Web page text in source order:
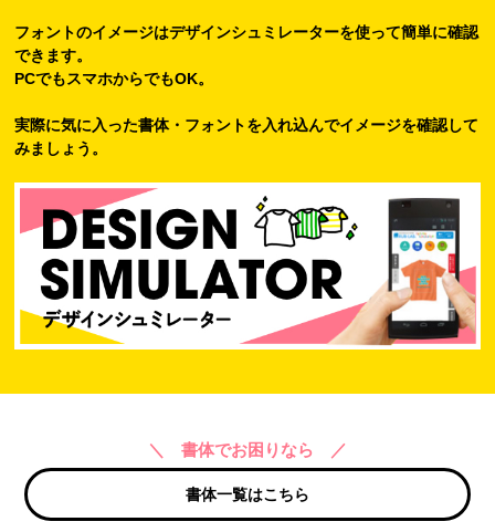
フォントのイメージはデザインシュミレーターを使って簡単に確認
できます。
PCでもスマホからでもOK。
実際に気に入った書体・フォントを入れ込んでイメージを確認して
みましょう。
＼ 書体でお困りなら ／
書体一覧はこちら